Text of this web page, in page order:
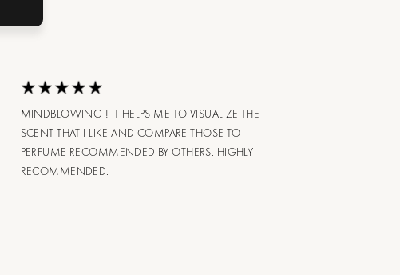
MINDBLOWING ! IT HELPS ME TO VISUALIZE THE
SCENT THAT I LIKE AND COMPARE THOSE TO
PERFUME RECOMMENDED BY OTHERS. HIGHLY
RECOMMENDED.